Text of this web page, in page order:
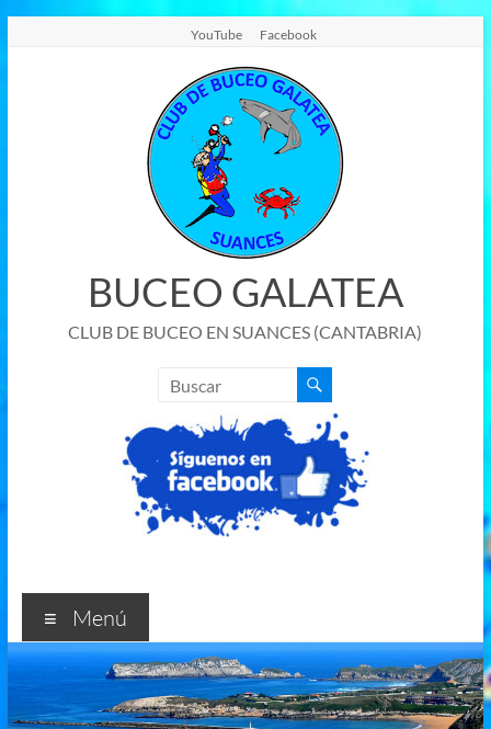
YouTube Facebook
BUCEO GALATEA
CLUB DE BUCEO EN SUANCES (CANTABRIA)
Menú